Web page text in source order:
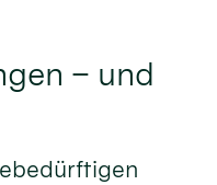
– und